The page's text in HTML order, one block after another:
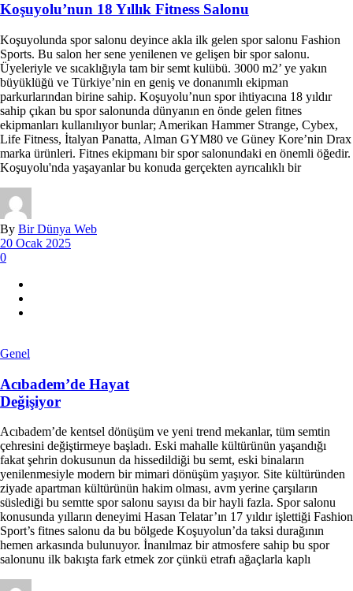
Koşuyolu’nun 18 Yıllık Fitness Salonu
Koşuyolunda spor salonu deyince akla ilk gelen spor salonu Fashion
Sports. Bu salon her sene yenilenen ve gelişen bir spor salonu.
Üyeleriyle ve sıcaklığıyla tam bir semt kulübü. 3000 m2’ ye yakın
büyüklüğü ve Türkiye’nin en geniş ve donanımlı ekipman
parkurlarından birine sahip. Koşuyolu’nun spor ihtiyacına 18 yıldır
sahip çıkan bu spor salonunda dünyanın en önde gelen fitnes
ekipmanları kullanılıyor bunlar; Amerikan Hammer Strange, Cybex,
Life Fitness, İtalyan Panatta, Alman GYM80 ve Güney Kore’nin Drax
marka ürünleri. Fitnes ekipmanı bir spor salonundaki en önemli öğedir.
Koşuyolu'nda yaşayanlar bu konuda gerçekten ayrıcalıklı bir
By Bir Dünya Web
20 Ocak 2025
0
Genel
Acıbadem’de Hayat
Değişiyor
Acıbadem’de kentsel dönüşüm ve yeni trend mekanlar, tüm semtin
çehresini değiştirmeye başladı. Eski mahalle kültürünün yaşandığı
fakat şehrin dokusunun da hissedildiği bu semt, eski binaların
yenilenmesiyle modern bir mimari dönüşüm yaşıyor. Site kültüründen
ziyade apartman kültürünün hakim olması, avm yerine çarşıların
süslediği bu semtte spor salonu sayısı da bir hayli fazla. Spor salonu
konusunda yılların deneyimi Hasan Telatar’ın 17 yıldır işlettiği Fashion
Sport’s fitnes salonu da bu bölgede Koşuyolun’da taksi durağının
hemen arkasında bulunuyor. İnanılmaz bir atmosfere sahip bu spor
salonunu ilk bakışta fark etmek zor çünkü etrafı ağaçlarla kaplı